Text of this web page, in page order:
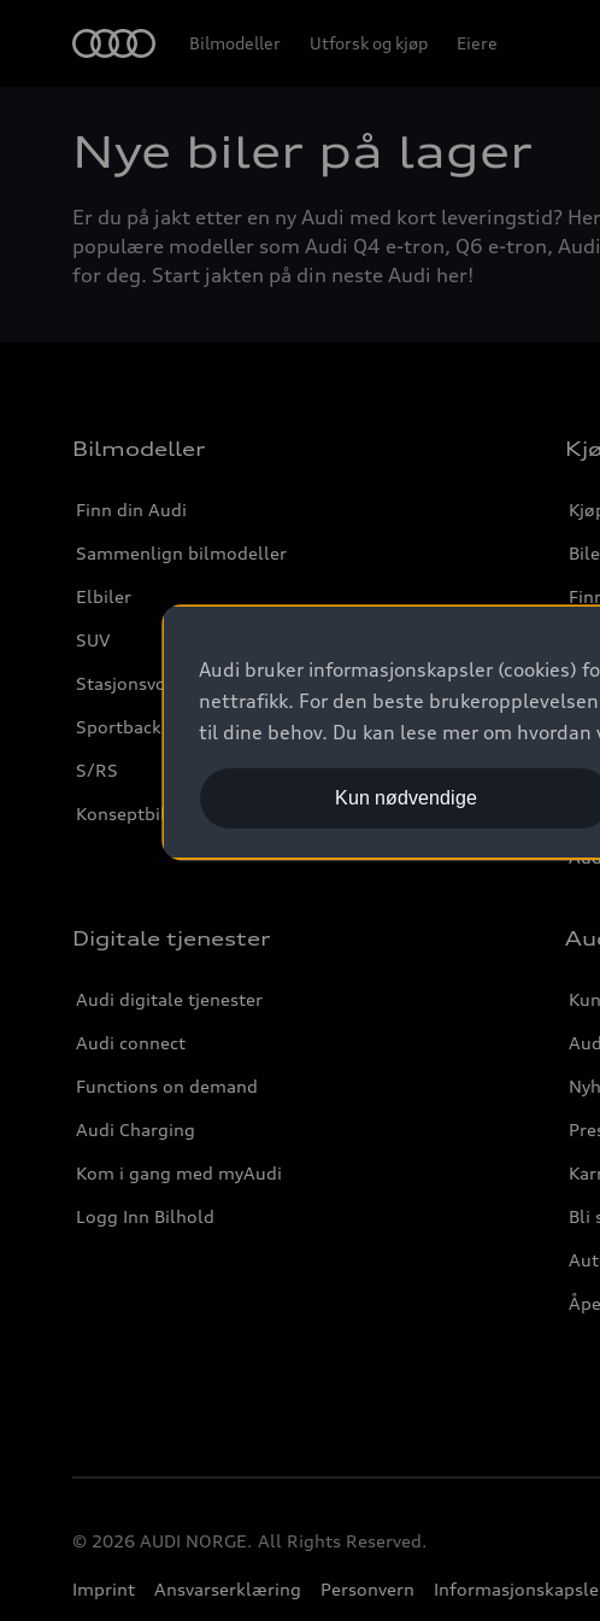
Bilmodeller Utforsk og kjøp Eiere
Nye biler på lager
Er du på jakt etter en ny Audi med kort leveringstid?
populære modeller som Audi Q4 e-tron, Q6 e-tron,
for deg. Start jakten på din neste Audi her!
Bilmodeller
Finn din Audi
Sammenlign bilmodeller
Elbiler
SUV
Stasjonsvogn
Sportback
S/RS
Konseptbiler og prototyper
Digitale tjenester
Audi digitale tjenester
Audi connect
Functions on demand
Audi Charging
Kom i gang med myAudi
Logg Inn Bilhold Bli
© 2026 AUDI NORGE. All Rights Reserved.
Imprint Ansvarserklæring Personvern
Audi bruker informasjonskapsler (cookies)
nettrafikk. For den beste
til dine behov. Du kan lese mer om hvordan
Kun nødvendige